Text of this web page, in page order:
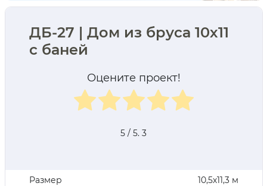
ДБ-27 | Дом из бруса 10х11
с баней
Оцените проект!
5 / 5. 3
Размер
10,5х11,3 м